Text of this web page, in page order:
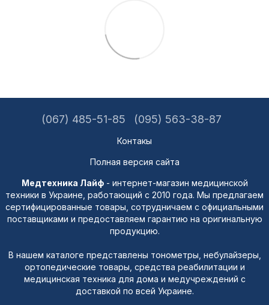
(067) 485-51-85 (095) 563-38-87
Контакы
Полная версия сайта
Медтехника Лайф- интернет-магазин медицинской
техники в Украине, работающий с 2010 года. Мы предлагаем
сертифицированные товары, сотрудничаем с официальными
поставщиками и предоставляем гарантию на оригинальную
продукцию.
В нашем каталоге представлены тонометры, небулайзеры,
ортопедические товары, средства реабилитации и
медицинская техника для дома и медучреждений с
доставкой по всей Украине.